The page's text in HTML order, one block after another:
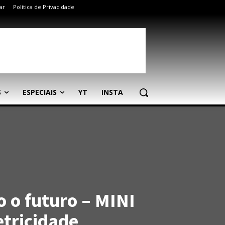
Política de Privacidade
ESPECIAIS YT INSTA
o futuro – MINI